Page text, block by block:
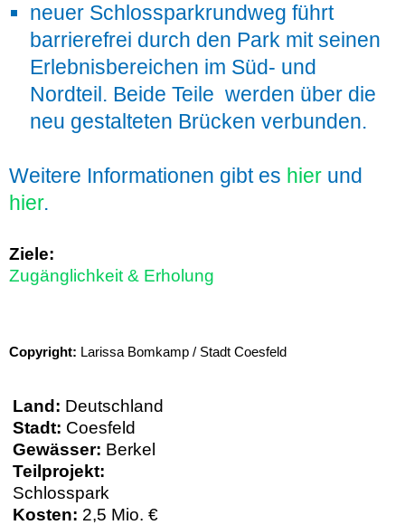
neuer Schlossparkrundweg führt
barrierefrei durch den Park mit seinen
Erlebnisbereichen im Süd- und
Nordteil. Beide Teile werden über die
neu gestalteten Brücken verbunden.
Weitere Informationen gibt es hier und
hier.
Ziele:
Zugänglichkeit & Erholung
Copyright: Larissa Bomkamp / Stadt Coesfeld
Land: Deutschland
Stadt: Coesfeld
Gewässer: Berkel
Teilprojekt:
Schlosspark
Kosten: 2,5 Mio. €